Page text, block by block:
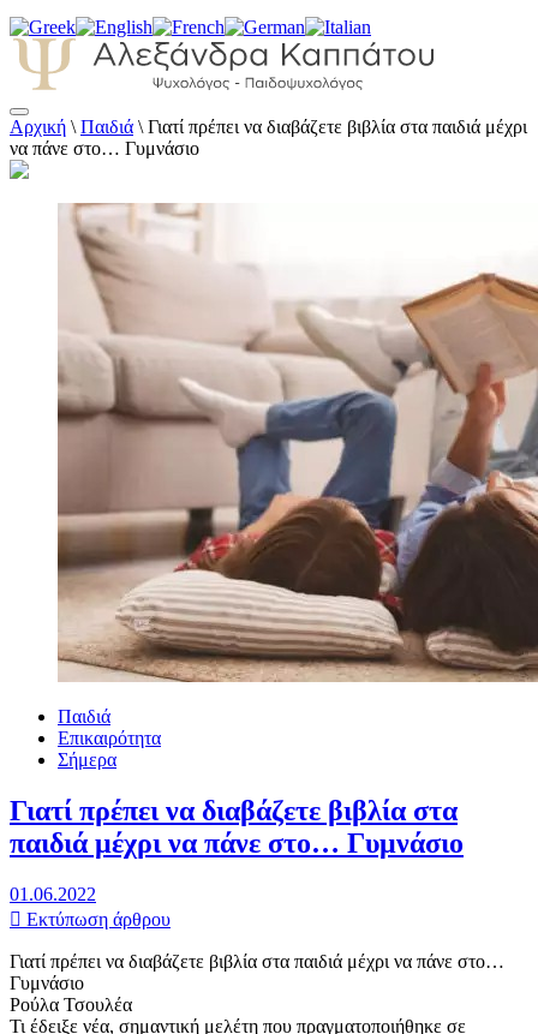
Αλεξάνδρα Καππάτου Ψυχολόγος –
Παιδοψυχολόγος
Αρχική \ Παιδιά \ Γιατί πρέπει να διαβάζετε βιβλία στα παιδιά μέχρι
να πάνε στο… Γυμνάσιο
Παιδιά
Επικαιρότητα
Σήμερα
Γιατί πρέπει να διαβάζετε βιβλία στα
παιδιά μέχρι να πάνε στο… Γυμνάσιο
01.06.2022
Εκτύπωση άρθρου
Γιατί πρέπει να διαβάζετε βιβλία στα παιδιά μέχρι να πάνε στο…
Γυμνάσιο
Ρούλα Τσουλέα
Τι έδειξε νέα, σημαντική μελέτη που πραγματοποιήθηκε σε